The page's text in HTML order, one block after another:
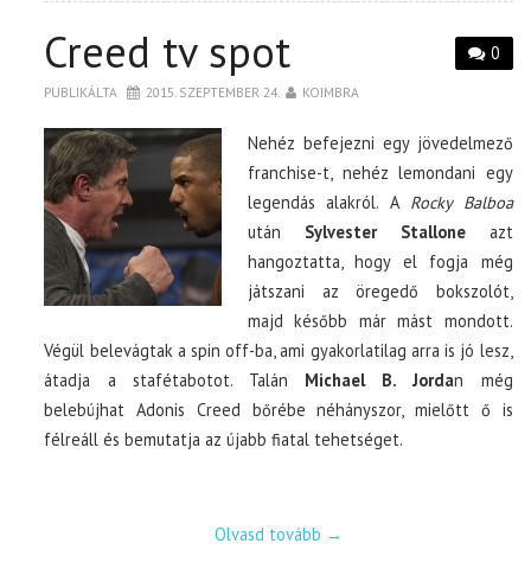
0
Creed tv spot
PUBLIKÁLTA 2015. SZEPTEMBER 24. KOIMBRA
Nehéz befejezni egy jövedelmező
franchise-t, nehéz lemondani egy
legendás alakról. ARocky Balboa
után Sylvester Stalloneazt
hangoztatta, hogy el fogja még
játszani az öregedő bokszolót,
majd később már mást mondott.
Végül belevágtak a spin off-ba, ami gyakorlatilag arra is jó lesz,
átadja a stafétabotot. Talán Michael B. Jordan még
belebújhat Adonis Creed bőrébe néhányszor, mielőtt ő is
félreáll és bemutatja az újabb fiatal tehetséget.
Olvasd tovább →